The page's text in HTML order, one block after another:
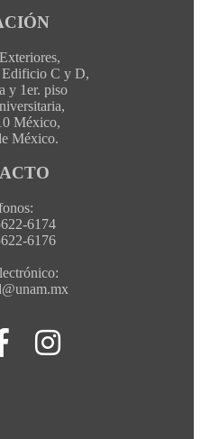
C y D,
y 1er. piso
México,
México.
6174
6176